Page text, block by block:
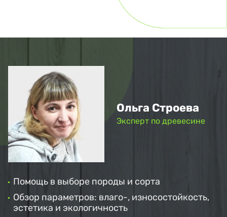
Ольга Строева
Эксперт по древесине
Помощь в выборе породы и сорта
Обзор параметров: влаго-, износостойкость,
эстетика и экологичность